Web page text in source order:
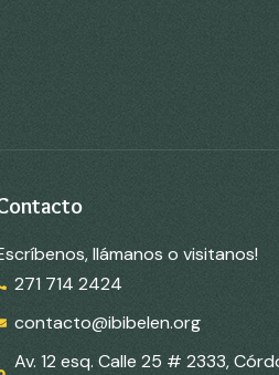
llámanos o visitanos!
271 714 2424
contacto@ibibelen.org
Av. 12 esq. Calle 25 # 2333,